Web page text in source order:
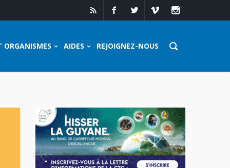
ORGANISMES AIDES REJOIGNEZ-NOUS